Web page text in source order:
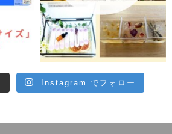
Instagram でフォロー